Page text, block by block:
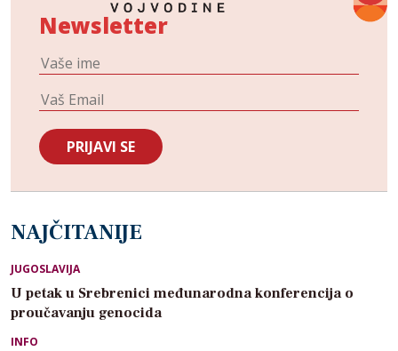
Newsletter
NAJČITANIJE
JUGOSLAVIJA
U petak u Srebrenici međunarodna konferencija o
proučavanju genocida
INFO